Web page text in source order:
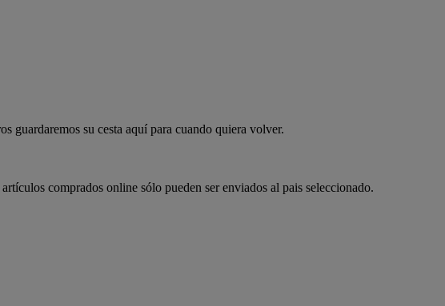
guardaremos su cesta aquí para cuando quiera volver.
comprados online sólo pueden ser enviados al pais seleccionado.